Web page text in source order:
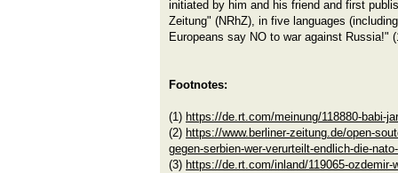
initiated by him and his friend and first
Zeitung" (NRhZ), in five languages
Europeans say NO to war against Russia!"
Footnotes:
(1) https://de.rt.com/meinung/118880-babi-
(2) https://www.berliner-zeitung.de/open-
gegen-serbien-wer-verurteilt-endlich-die-
(3) https://de.rt.com/inland/119065-